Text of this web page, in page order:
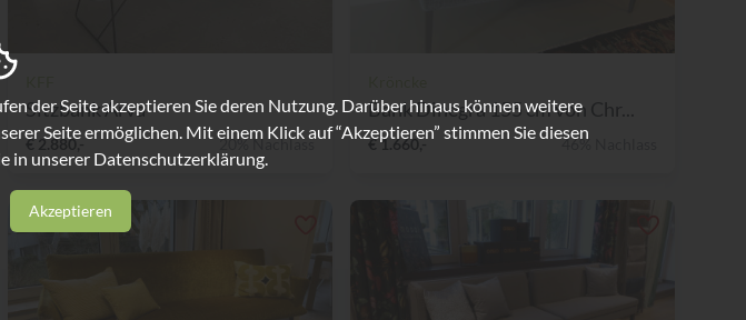
Sitzbank Arva
€ 2.880,- 20% Nachlass
Bank Dinegra 155 cm von Chr...
€ 1.660,- 46% Nachlass
der Seite akzeptieren Sie deren Nutzung. Darüber hinaus können weitere
Seite ermöglichen. Mit einem Klick auf “Akzeptieren” stimmen Sie diesen
in unserer Datenschutzerklärung.
Akzeptieren